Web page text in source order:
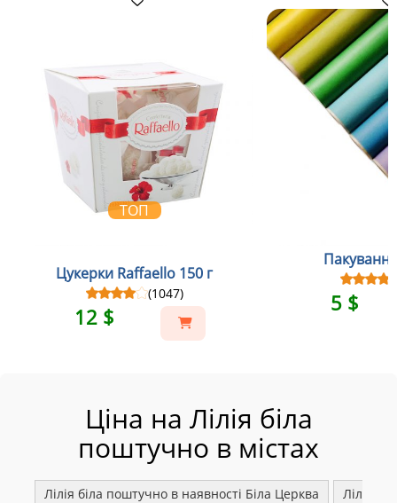
ТОП
Цукерки Raffaello 150 г
(1047)
12 $
5 $
Ціна на Лілія біла
поштучно в містах
Лілія біла поштучно в наявності Біла Церква Лілія